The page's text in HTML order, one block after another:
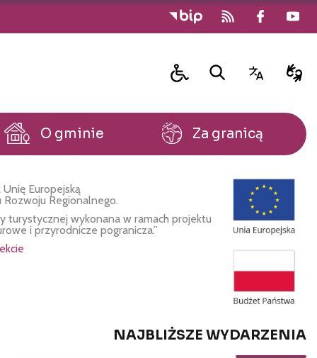
O gminie Za granicą
Europejską
Rozwoju Regionalnego.
turystycznej wykonana w ramach projektu
i przyrodnicze pogranicza.”
NAJBLIŻSZE WYDARZENIA